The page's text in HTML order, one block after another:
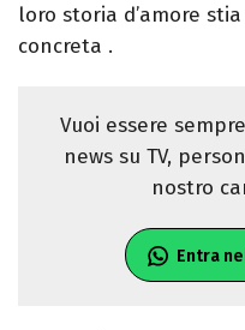
loro storia d’amore
concreta .
Vuoi essere
news su TV,
nostro
Entra